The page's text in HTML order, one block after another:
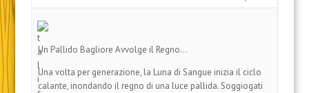
Un Pallido Bagliore Avvolge il Regno…
Una volta per generazione, la Luna di Sangue inizia il ciclo
calante, inondando il regno di una luce pallida. Soggiogati